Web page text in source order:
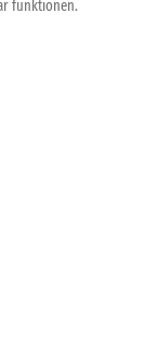
funktionen.